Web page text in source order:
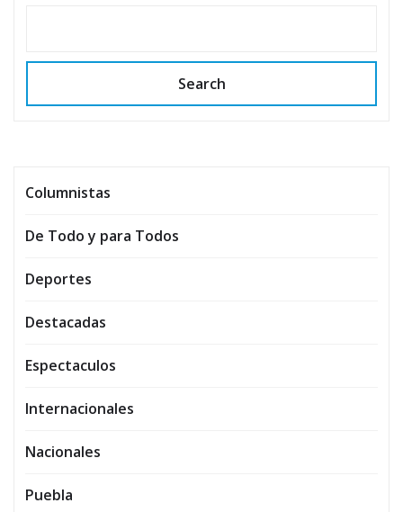
Search
Columnistas
De Todo y para Todos
Deportes
Destacadas
Espectaculos
Internacionales
Nacionales
Puebla